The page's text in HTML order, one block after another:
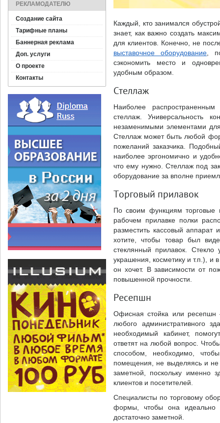
РЕКЛАМОДАТЕЛЮ
Создание сайта
Тарифные планы
Баннерная реклама
Доп. услуги
О проекте
Контакты
Каждый, кто занимался
знает, как важно создать
для клиентов. Конечно, не
выставочное оборудование ,
сэкономить место и
удобным образом.
Стеллаж
Наиболее
стеллаж. Универсальность
незаменимыми элементами для
Стеллаж может быть любой
пожеланий заказчика.
наиболее эргономично и
что ему нужно. Стеллаж под
оборудование за вполне
Торговый прилавок
По своим функциям торговые
рабочем прилавке полки
разместить кассовый
хотите, чтобы товар был
стеклянный прилавок.
украшения, косметику и т.п.), и
он хочет. В зависимости от
повышенной прочности.
Ресепшн
Офисная стойка или
любого административного
необходимый кабинет,
ответят на любой вопрос.
способом, необходимо,
помещения, не выделяясь и
заметной, поскольку именно
клиентов и посетителей.
Специалисты по торговому
формы, чтобы она идеально
достаточно заметной.